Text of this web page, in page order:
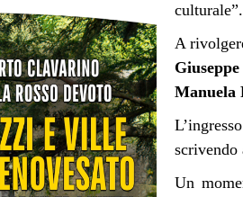
culturale”.
A
Manuela
scrivendo
Un